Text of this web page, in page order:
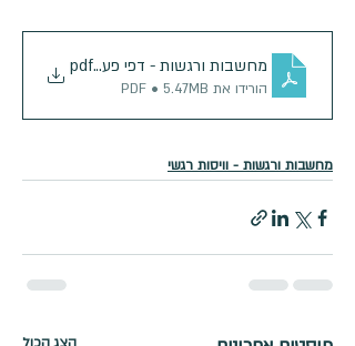
מחשבות ורגשות - דפי פעילות
.pdf
הורידו את PDF • 5.47MB
מחשבות ורגשות - וויסות רגשי